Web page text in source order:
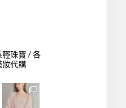
輕珠寶 / 各
妝代購